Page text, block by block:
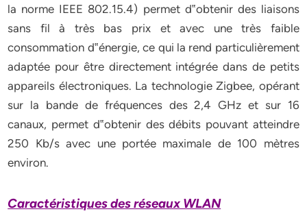
la norme IEEE 802.15.4) permet d‟obtenir des liaisons
sans fil à très bas prix et avec une très faible
consommation d‟énergie, ce qui la rend particulièrement
adaptée pour être directement intégrée dans de petits
appareils électroniques. La technologie Zigbee, opérant
sur la bande de fréquences des 2,4 GHz et sur 16
canaux, permet d‟obtenir des débits pouvant atteindre
250 Kb/s avec une portée maximale de 100 mètres
environ.
Caractéristiques des réseaux WLAN